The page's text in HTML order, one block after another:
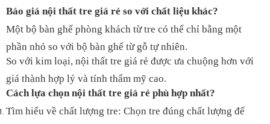
Báo giá nội thất tre giá rẻ so với chất liệu khác?
Một bộ bàn ghế phòng khách từ tre có thể chỉ bằng một
phần nhỏ so với bộ bàn ghế từ gỗ tự nhiên.
So với kim loại, nội thất tre giá rẻ được ưa chuộng hơn với
giá thành hợp lý và tính thẩm mỹ cao.
Cách lựa chọn nội thất tre giá rẻ phù hợp nhất?
Tìm hiểu về chất lượng tre: Chọn tre đúng chất lượng để